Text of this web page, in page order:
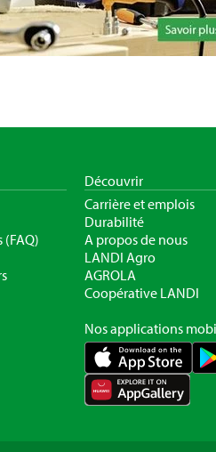
Découvrir
Carrière et emplois
Durabilité
A propos de nous
LANDI Agro
AGROLA
Coopérative LANDI
Nos applications